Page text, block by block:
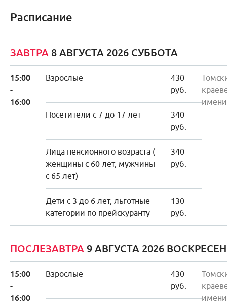
Расписание
ЗАВТРА 8 АВГУСТА 2026 СУББОТА
15:00
-
16:00
Взрослые
430
руб.
Посетители с 7 до 17 лет
340
руб.
Лица пенсионного возраста (
женщины с 60 лет, мужчины
с 65 лет)
340
руб.
Дети с 3 до 6 лет, льготные
категории по прейскуранту
130
руб.
ПОСЛЕЗАВТРА 9 АВГУСТА 2026
15:00
-
16:00
Взрослые
430
руб.